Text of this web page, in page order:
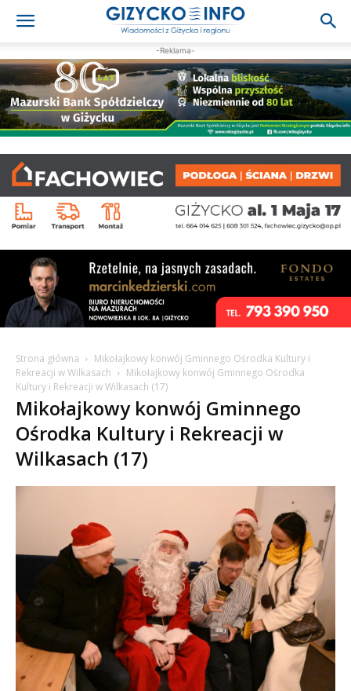
-Reklama-
Strona główna
Mikołajkowy konwój Gminnego Ośrodka Kultury i
Rekreacji w Wilkasach
Mikołajkowy konwój Gminnego Ośrodka
Kultury i Rekreacji w Wilkasach (17)
Mikołajkowy konwój Gminnego
Ośrodka Kultury i Rekreacji w
Wilkasach (17)